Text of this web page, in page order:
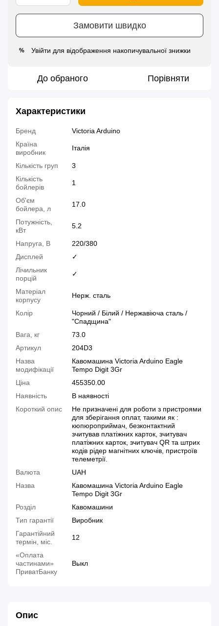
Замовити швидко
% Увійти для відображення накопичувальної знижки
До обраного Порівняти
Характеристики
Бренд
Victoria Arduino
Країна
виробник
Італія
Кількість груп
3
Кількість
бойлерів
1
Об'єм
бойлера, л
17.0
Потужність,
кВт
5.2
Напруга, В
220/380
Дисплей
✓
Лічильник
порцій
✓
Матеріал
корпусу
Нерж. сталь
Колір
Чорний / Білий / Нержавіюча сталь /
"Спадщина"
Вага, кг
73.0
Артикул
204D3
Назва
модифікації
Кавомашина Victoria Arduino Eagle
Tempo Digit 3Gr
Ціна
455350.00
Наявність
В наявності
Короткий опис
Не призначені для роботи з пристроями
для зберігання оплат, такими як :
кюпюроприймач, безконтактний
зчитував платіжних карток, зчитувач
платіжних карток, зчитувач QR та штрих
кодів рідер магнітних ключів, пристроїв
телеметрії.
Валюта
UAH
Назва
Кавомашина Victoria Arduino Eagle
Tempo Digit 3Gr
Розділ
Кавомашини
Тип гарантії
Виробник
Гарантійний
термін, міс.
12
«Оплата
частинами»
ПриватБанку
Выкл
Опис